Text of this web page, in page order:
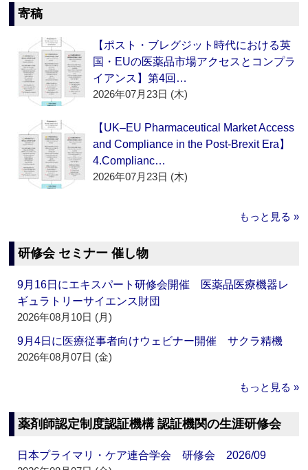
寄稿
【ポスト・ブレグジット時代における英
国・EUの医薬品市場アクセスとコンプラ
イアンス】第4回…
2026年07月23日 (木)
【UK–EU Pharmaceutical Market Access
and Compliance in the Post-Brexit Era】
4.Complianc…
2026年07月23日 (木)
もっと見る »
研修会 セミナー 催し物
9月16日にエキスパート研修会開催 医薬品医療機器レ
ギュラトリーサイエンス財団
2026年08月10日 (月)
9月4日に医療従事者向けウェビナー開催 サクラ精機
2026年08月07日 (金)
もっと見る »
薬剤師認定制度認証機構 認証機関の生涯研修会
日本プライマリ・ケア連合学会 研修会 2026/09